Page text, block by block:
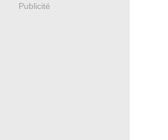
Publicité